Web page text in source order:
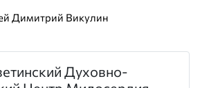
Димитрий Викулин
Духовно-